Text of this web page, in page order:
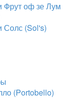
Фрут оф зе Лум
Солс (Sol's)
(Portobello)